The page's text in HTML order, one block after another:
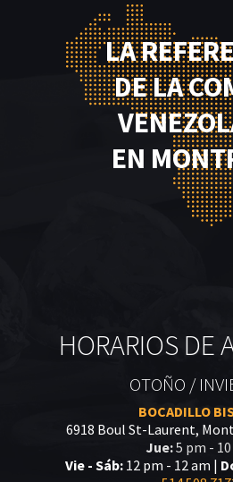
LA
DE LA
EN
HORARIOS DE
OTOÑO /
BOCADILLO
6918 Boul St-Laurent,
Jue:5 pm -
Vie - Sáb:12 pm - 12 am |